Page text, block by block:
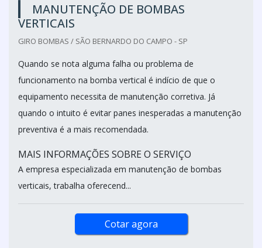
MANUTENÇÃO DE BOMBAS
VERTICAIS
GIRO BOMBAS / SÃO BERNARDO DO CAMPO - SP
Quando se nota alguma falha ou problema de
funcionamento na bomba vertical é indício de que o
equipamento necessita de manutenção corretiva. Já
quando o intuito é evitar panes inesperadas a manutenção
preventiva é a mais recomendada.
MAIS INFORMAÇÕES SOBRE O SERVIÇO
A empresa especializada em manutenção de bombas
verticais, trabalha oferecend...
Cotar agora